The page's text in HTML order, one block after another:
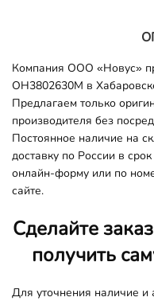
Компания ООО «Новус»
OH3802630M в
Предлагаем только
производителя без
Постоянное наличие на
доставку по России в
онлайн-форму или по
сайте.
Сделайте
получить
Для уточнения наличие и